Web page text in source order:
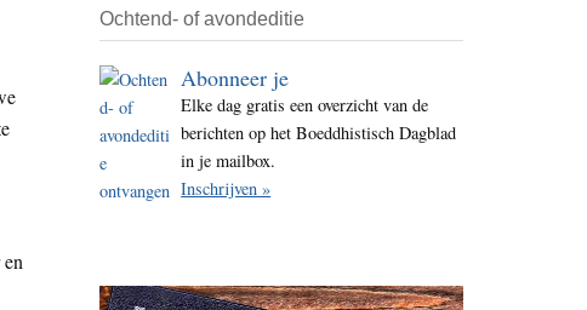
Ochtend- of avondeditie
Abonneer je
Elke dag gratis een overzicht van de
berichten op het Boeddhistisch Dagblad
in je mailbox.
Inschrijven »